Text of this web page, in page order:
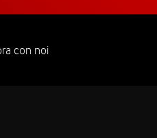
con noi